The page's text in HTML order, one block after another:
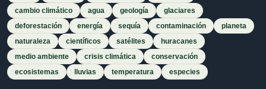
cambio climático
agua geología
glaciares
deforestación
energía sequía contaminación
planeta
naturaleza
científicos satélites
huracanes
medio ambiente
crisis climática
conservación
ecosistemas
lluvias temperatura especies